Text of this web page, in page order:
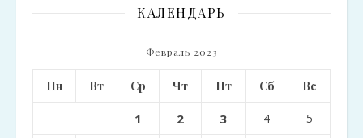
КАЛЕНДАРЬ
Февраль 2023
Пн Вт Ср Чт Пт Сб Вс
1 2 3 4 5